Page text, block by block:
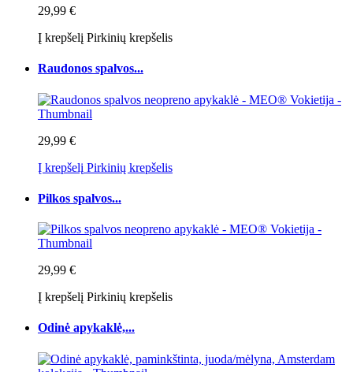
29,99 €
Į krepšelį Pirkinių krepšelis
Raudonos spalvos...
29,99 €
Į krepšelį Pirkinių krepšelis
Pilkos spalvos...
29,99 €
Į krepšelį Pirkinių krepšelis
Odinė apykaklė,...